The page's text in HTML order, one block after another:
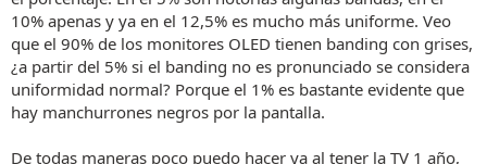
10% apenas y ya en el 12,5% es mucho más uniforme. Veo
que el 90% de los monitores OLED tienen banding con grises,
¿a partir del 5% si el banding no es pronunciado se considera
uniformidad normal? Porque el 1% es bastante evidente que
hay manchurrones negros por la pantalla.
De todas maneras poco puedo hacer ya al tener la TV 1 año,